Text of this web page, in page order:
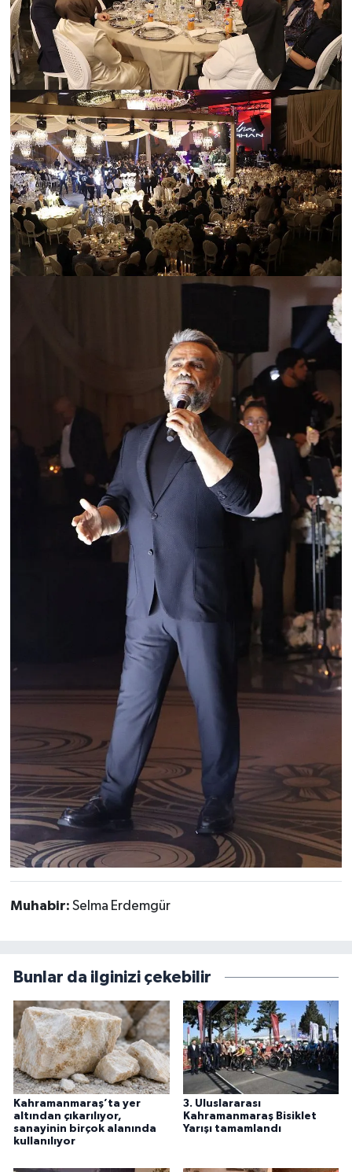
Muhabir: Selma Erdemgür
Bunlar da ilginizi çekebilir
Kahramanmaraş’ta yer
altından çıkarılıyor,
sanayinin birçok alanında
kullanılıyor
3. Uluslararası
Kahramanmaraş Bisiklet
Yarışı tamamlandı